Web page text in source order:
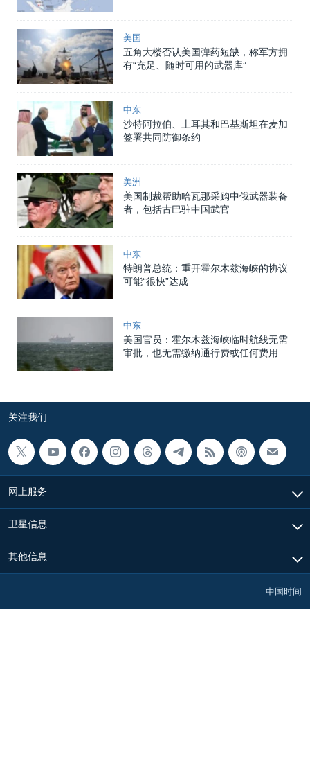
美国
五角大楼否认美国弹药短缺，称军方拥
有“充足、随时可用的武器库”
中东
沙特阿拉伯、土耳其和巴基斯坦在麦加
签署共同防御条约
美洲
美国制裁帮助哈瓦那采购中俄武器装备
者，包括古巴驻中国武官
中东
特朗普总统：重开霍尔木兹海峡的协议
可能“很快”达成
中东
美国官员：霍尔木兹海峡临时航线无需
审批，也无需缴纳通行费或任何费用
关注我们
网上服务
卫星信息
其他信息
中国时间